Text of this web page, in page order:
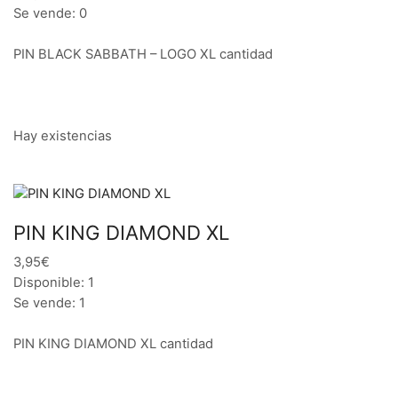
Se vende: 0
PIN BLACK SABBATH – LOGO XL cantidad
Hay existencias
PIN KING DIAMOND XL
3,95€
Disponible: 1
Se vende: 1
PIN KING DIAMOND XL cantidad